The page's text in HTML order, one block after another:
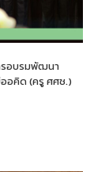
รอบรมพัฒนา
อคิด (ครู ศศช.)